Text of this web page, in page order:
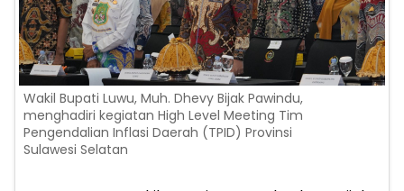
Wakil Bupati Luwu, Muh. Dhevy Bijak Pawindu,
menghadiri kegiatan High Level Meeting Tim
Pengendalian Inflasi Daerah (TPID) Provinsi
Sulawesi Selatan